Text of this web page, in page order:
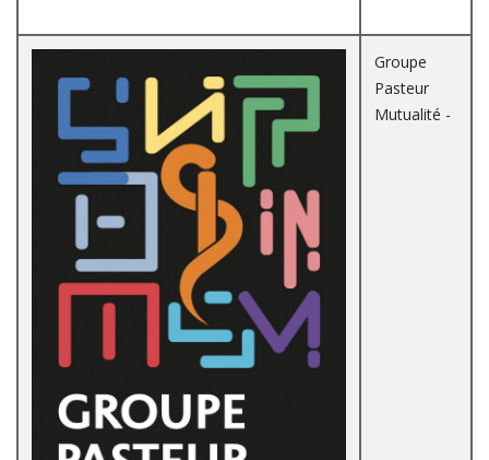
Groupe
Pasteur
Mutualité -